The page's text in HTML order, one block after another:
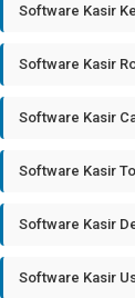
Software Kasir
Software Kasir
Software Kasir
Software Kasir
Software Kasir
Software Kasir